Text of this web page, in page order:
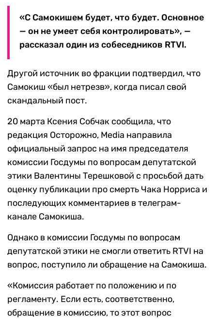
«С Самокишем будет, что будет. Основное
— он не умеет себя контролировать», —
рассказал один из собеседников RTVI.
Другой источник во фракции подтвердил, что
Самокиш «был нетрезв», когда писал свой
скандальный пост.
20 марта Ксения Собчак сообщила, что
редакция Осторожно, Media направила
официальный запрос на имя председателя
комиссии Госдумы по вопросам депутатской
этики Валентины Терешковой с просьбой дать
оценку публикации про смерть Чака Норриса и
последующих комментариев в телеграм-
канале Самокиша.
Однако в комиссии Госдумы по вопросам
депутатской этики не смогли ответить RTVI на
вопрос, поступило ли обращение на Самокиша.
«Комиссия работает по положению и по
регламенту. Если есть, соответственно,
обращение в комиссию, то этот вопрос